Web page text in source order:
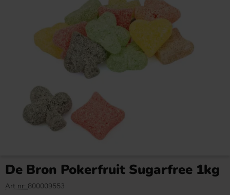
De Bron Pokerfruit Sugarfree 1kg
Art nr: 800009553